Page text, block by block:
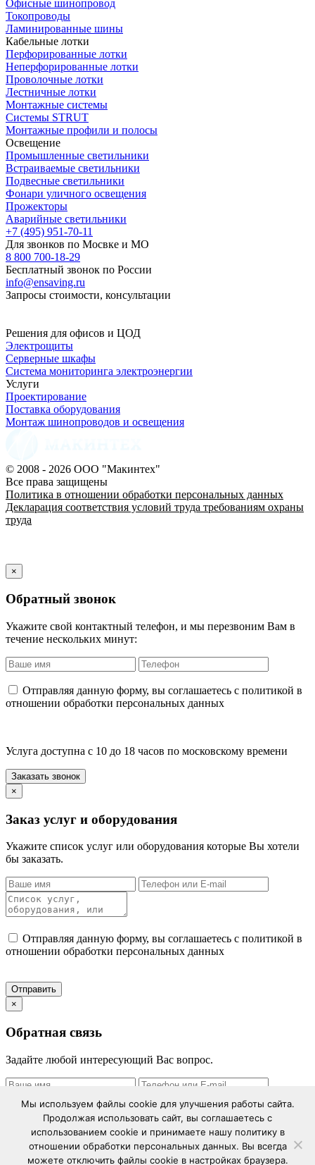
Мы используем файлы cookie для улучшения работы сайта.
Продолжая использовать сайт, вы соглашаетесь с
использованием cookie и принимаете нашу политику в
отношении обработки персональных данных. Вы всегда
можете отключить файлы cookie в настройках браузера.
Офисные шинопровод
Токопроводы
Ламинированные шины
Кабельные лотки
Перфорированные лотки
Неперфорированные лотки
Проволочные лотки
Лестничные лотки
Монтажные системы
Системы STRUT
Монтажные профили и полосы
Освещение
Промышленные светильники
Встраиваемые светильники
Подвесные светильники
Фонари уличного освещения
Прожекторы
Аварийные светильники
+7 (495) 951-70-11
Для звонков по Мосвке и МО
8 800 700-18-29
Бесплатный звонок по России
info@ensaving.ru
Запросы стоимости, консультации
Решения для офисов и ЦОД
Электрощиты
Серверные шкафы
Система мониторинга электроэнергии
Услуги
Проектирование
Поставка оборудования
Монтаж шинопроводов и освещения
© 2008 - 2026 ООО "Макинтех"
Все права защищены
Политика в отношении обработки персональных данных
Декларация соответствия условий труда требованиям охраны
труда
×
Обратный звонок
Укажите свой контактный телефон, и мы перезвоним Вам в
течение нескольких минут:
Отправляя данную форму, вы соглашаетесь с политикой в
отношении обработки персональных данных
Услуга доступна с 10 до 18 часов по московскому времени
×
Заказ услуг и оборудования
Укажите список услуг или оборудования которые Вы хотели
бы заказать.
Отправляя данную форму, вы соглашаетесь с политикой в
отношении обработки персональных данных
×
Обратная связь
Задайте любой интересующий Вас вопрос.
Отправляя данную форму, вы соглашаетесь с политикой в
отношении обработки персональных данных